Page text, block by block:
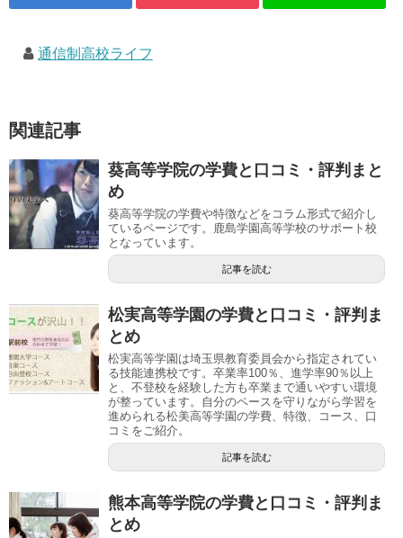
通信制高校ライフ
関連記事
葵高等学院の学費と口コミ・評判まと
め
葵高等学院の学費や特徴などをコラム形式で紹介し
ているページです。鹿島学園高等学校のサポート校
となっています。
記事を読む
松実高等学園の学費と口コミ・評判ま
とめ
松実高等学園は埼玉県教育委員会から指定されてい
る技能連携校です。卒業率100％、進学率90％以上
と、不登校を経験した方も卒業まで通いやすい環境
が整っています。自分のペースを守りながら学習を
進められる松美高等学園の学費、特徴、コース、口
コミをご紹介。
記事を読む
熊本高等学院の学費と口コミ・評判ま
とめ